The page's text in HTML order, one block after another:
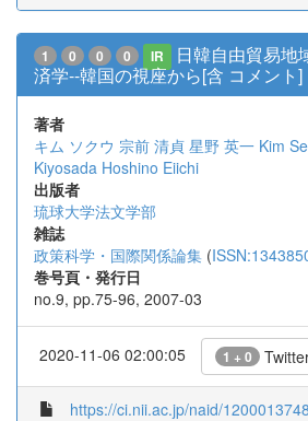
1 0 0 0 IR
日韓自由貿易地
済学--韓国の視座から[含 コメント]
著者
キム ソクウ 宗前 清貞 星野 英一 Kim
Kiyosada Hoshino Eiichi
出版者
琉球大学法文学部
雑誌
政策科学・国際関係論集 (
巻号頁・発行日
no.9, pp.75-96, 2007-03
2020-11-06 02:00:05 1 + 0
https://ci.nii.ac.jp/naid/